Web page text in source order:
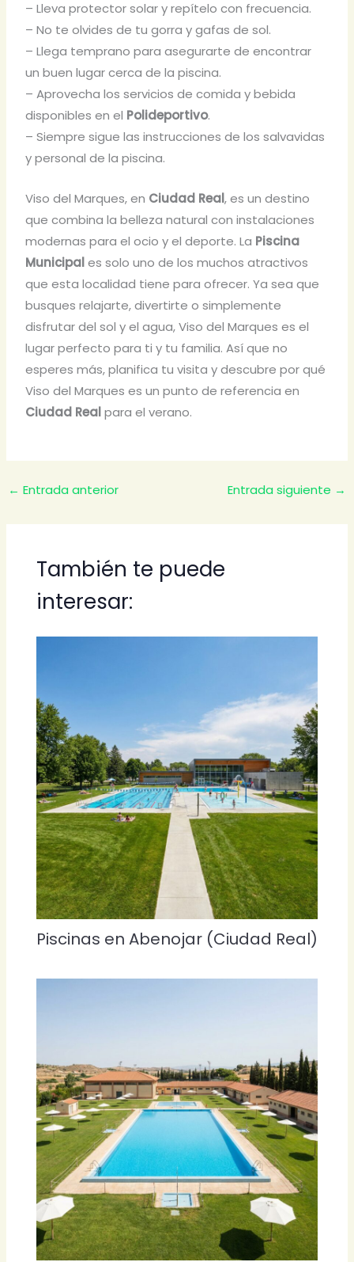
– Lleva protector solar y repítelo con frecuencia.
– No te olvides de tu gorra y gafas de sol.
– Llega temprano para asegurarte de encontrar
un buen lugar cerca de la piscina.
– Aprovecha los servicios de comida y bebida
disponibles en el Polideportivo.
– Siempre sigue las instrucciones de los salvavidas
y personal de la piscina.
Viso del Marques, en Ciudad Real, es un destino
que combina la belleza natural con instalaciones
modernas para el ocio y el deporte. La Piscina
Municipales solo uno de los muchos atractivos
que esta localidad tiene para ofrecer. Ya sea que
busques relajarte, divertirte o simplemente
disfrutar del sol y el agua, Viso del Marques es el
lugar perfecto para ti y tu familia. Así que no
esperes más, planifica tu visita y descubre por qué
Viso del Marques es un punto de referencia en
Ciudad Realpara el verano.
← Entrada anterior Entrada siguiente →
También te puede
interesar:
Piscinas en Abenojar (Ciudad Real)